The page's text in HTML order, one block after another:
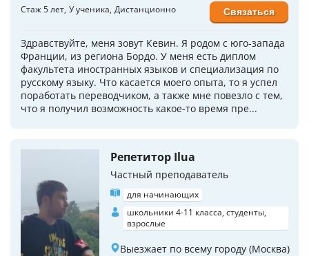
Стаж 5 лет У ученика Дистанционно
Здравствуйте, меня зовут Кевин. Я родом с юго-запада
Франции, из региона Бордо. У меня есть диплом
факультета иностранных языков и специализация по
русскому языку. Что касается моего опыта, то я успел
поработать переводчиком, а также мне повезло с тем,
что я получил возможность какое-то время пре...
Связаться
Репетитор Ilua
Частный преподаватель
для начинающих
школьники 4-11 класса, студенты,
взрослые
Выезжает по всему городу (Москва)